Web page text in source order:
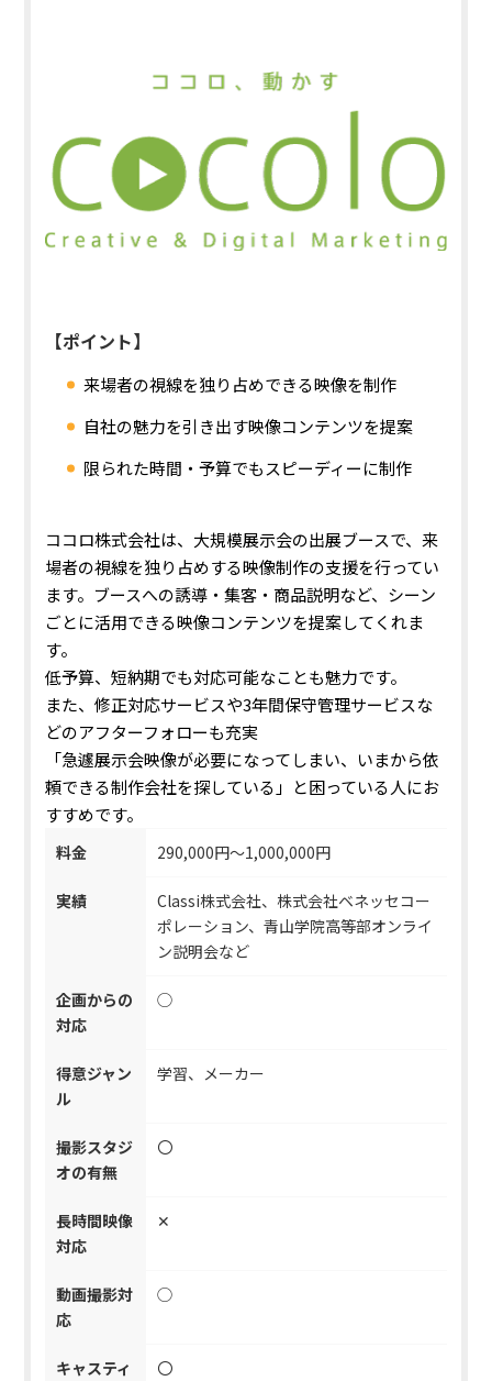
【ポイント】
来場者の視線を独り占めできる映像を制作
自社の魅力を引き出す映像コンテンツを提案
限られた時間・予算でもスピーディーに制作
ココロ株式会社は、大規模展示会の出展ブースで、来
場者の視線を独り占めする映像制作の支援を行ってい
ます。ブースへの誘導・集客・商品説明など、シーン
ごとに活用できる映像コンテンツを提案してくれま
す。
低予算、短納期でも対応可能なことも魅力です。
また、修正対応サービスや3年間保守管理サービスな
どのアフターフォローも充実
「急遽展示会映像が必要になってしまい、いまから依
頼できる制作会社を探している」と困っている人にお
すすめです。
料金 290,000円～1,000,000円
実績
Classi株式会社、株式会社ベネッセコー
ポレーション、青山学院高等部オンライ
ン説明会など
企画からの
対応
◯
得意ジャン
ル
学習、メーカー
撮影スタジ
オの有無
〇
長時間映像
対応
✕
動画撮影対
応
◯
キャスティ
〇